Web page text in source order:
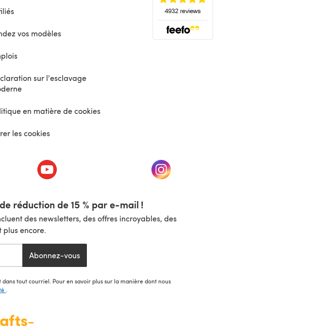
vos modèles
sur l'esclavage
en matière de cookies
les cookies
onglet) (s'ouvre dans un nouvel onglet) (s'ouvre dans un nouvel onglet)
réduction de 15 % par e-mail !
des newsletters, des offres incroyables, des
plus encore.
Abonnez-vous
tout courriel. Pour en savoir plus sur la manière dont nous